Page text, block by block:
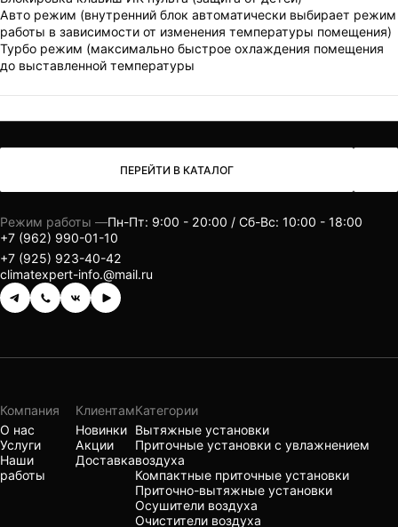
Авто режим (внутренний блок автоматически выбирает режим
работы в зависимости от изменения температуры помещения)
Турбо режим (максимально быстрое охлаждения помещения
до выставленной температуры
ПЕРЕЙТИ В КАТАЛОГ
Режим работы —Пн-Пт: 9:00 - 20:00 / Сб-Вс: 10:00 - 18:00
+7 (962) 990-01-10
+7 (925) 923-40-42
climatexpert-info.@mail.ru
Компания
О нас
Услуги
Наши
работы
Клиентам
Новинки
Акции
Доставка
Категории
Вытяжные установки
Приточные установки с увлажнением
воздуха
Компактные приточные установки
Приточно-вытяжные установки
Осушители воздуха
Очистители воздуха